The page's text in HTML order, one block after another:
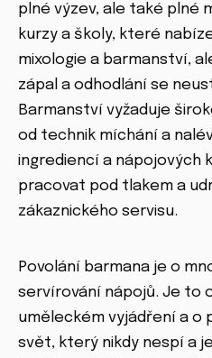
plné výzev, ale také plné
kurzy a školy, které
mixologie a barmanství,
zápal a odhodlání se
Barmanství vyžaduje
od technik míchání a
ingrediencí a nápojových
pracovat pod tlakem a
zákaznického servisu.
Povolání barmana je o
servírování nápojů. Je to
uměleckém vyjádření a o
svět, který nikdy nespí a